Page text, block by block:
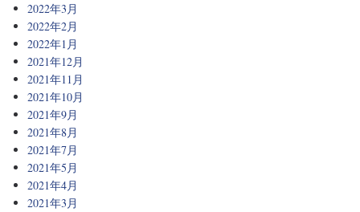
2022年3月
2022年2月
2022年1月
2021年12月
2021年11月
2021年10月
2021年9月
2021年8月
2021年7月
2021年5月
2021年4月
2021年3月